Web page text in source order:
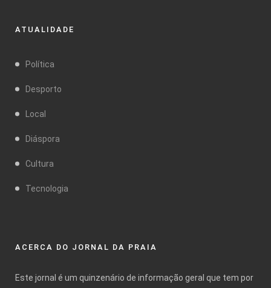
ATUALIDADE
Política
Desporto
Local
Diáspora
Cultura
Tecnologia
ACERCA DO JORNAL DA PRAIA
Este jornal é um quinzenário de informação geral que tem por